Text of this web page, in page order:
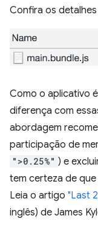
Confira os
Como o aplicativo
diferença com
abordagem
participação de
">0.25%" ) e
tem certeza de
Leia o artigo "Last
inglês) de James